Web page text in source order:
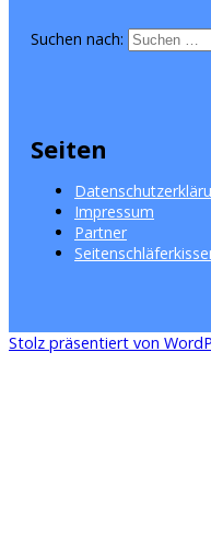
Suchen nach:
Seiten
Impressum
Partner
Stolz präsentiert von